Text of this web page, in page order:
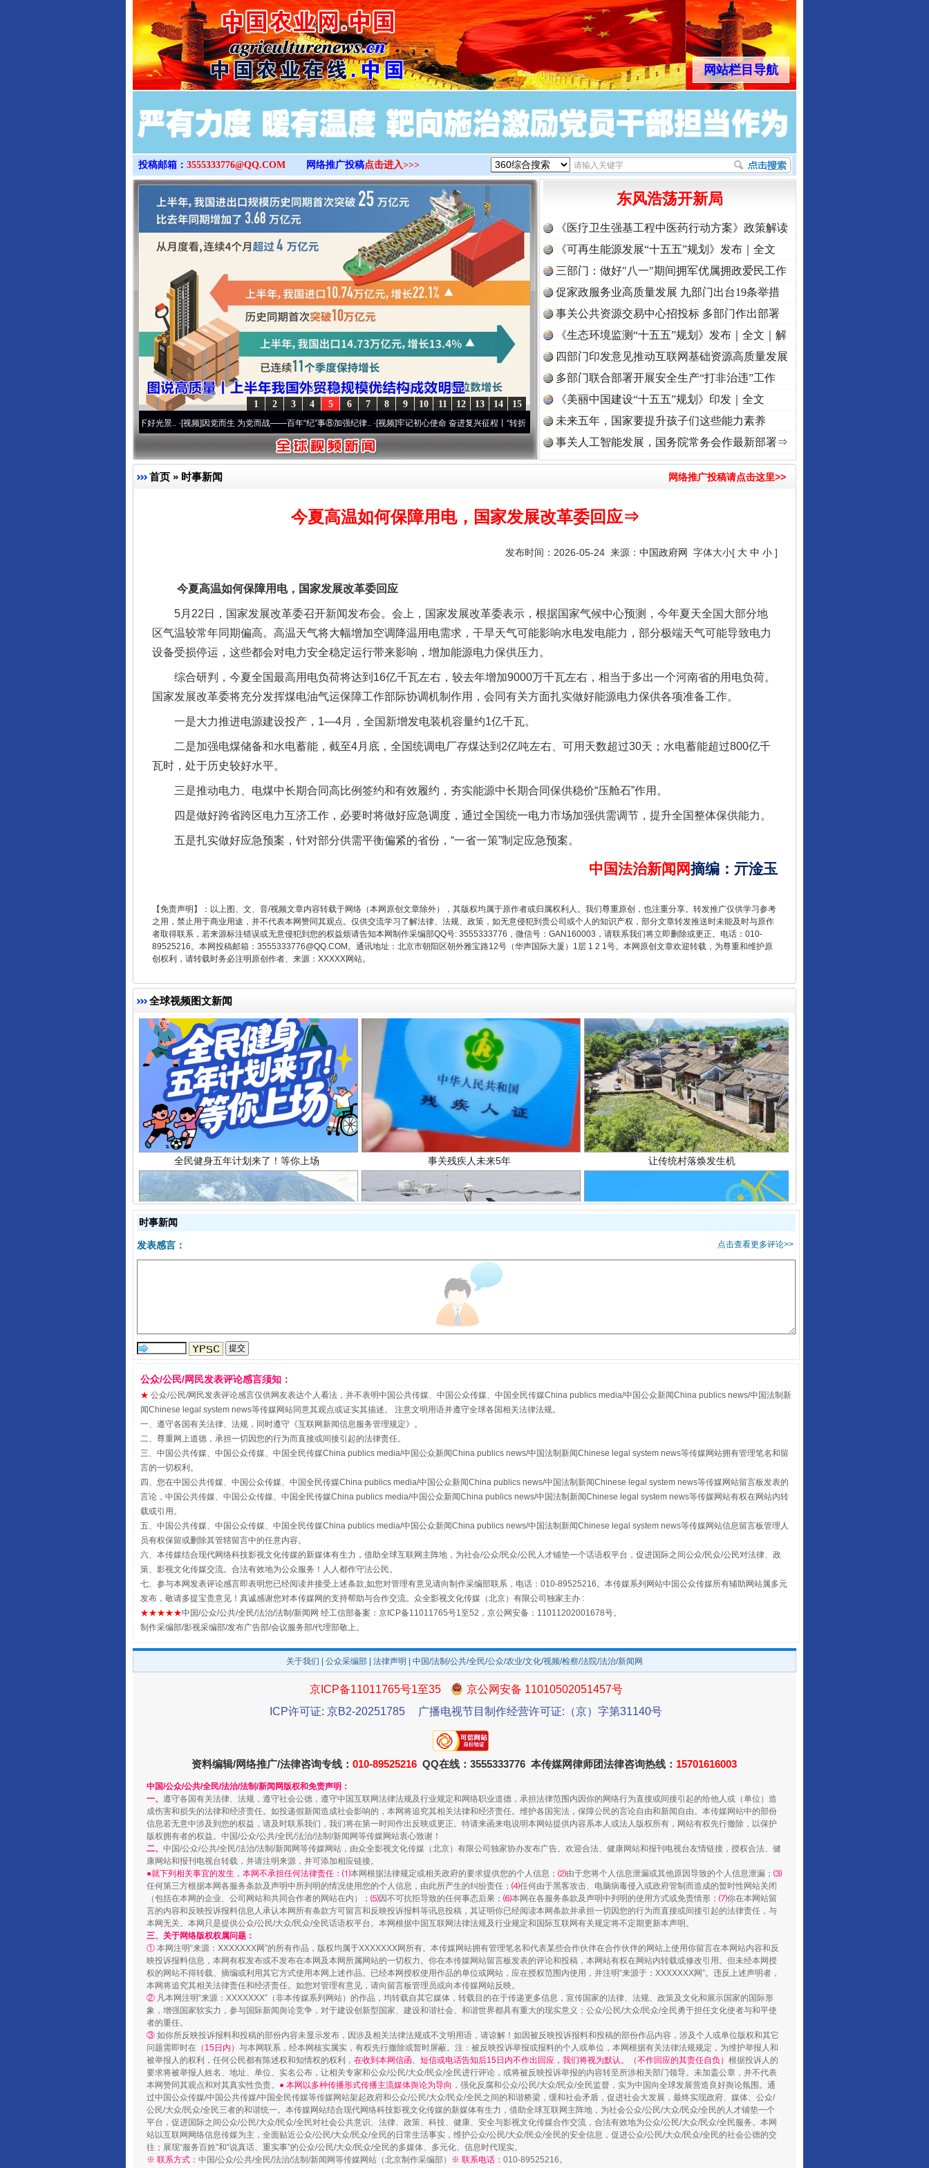
>
网站栏目导航
投稿邮箱： 3555333776@QQ.COM 网络推广投稿点击进入>>>
15
14
13
12
11
10
9
8
7
6
5
4
3
2
1
使命 奋进复兴征程丨宝塔山下好光景..·[视频]因党而生 为党而战——百年“纪”事⑧加强纪律..·[视频]牢记初心使命 奋进复兴征程丨“转折之城”激荡.. ·[视频]牢记初心使命 奋进复兴征程丨红船起航处 潮起..·[视频]一首歌的时间，读懂乐至的“诗与远方”
东风浩荡开新局
《医疗卫生强基工程中医药行动方案》政策解读
《可再生能源发展“十五五”规划》发布｜全文
三部门：做好"八一"期间拥军优属拥政爱民工作
促家政服务业高质量发展 九部门出台19条举措
事关公共资源交易中心招投标 多部门作出部署
《生态环境监测“十五五”规划》发布｜全文｜解
读
四部门印发意见推动互联网基础资源高质量发展
多部门联合部署开展安全生产“打非治违”工作
《美丽中国建设“十五五”规划》印发｜全文
未来五年，国家要提升孩子们这些能力素养
事关人工智能发展，国务院常务会作最新部署⇒
首页 » 时事新闻 网络推广投稿请点击这里>>
今夏高温如何保障用电，国家发展改革委回应⇒
发布时间：2026-05-24 来源： 中国政府网 字体大小[ 大 中 小 ]
今夏高温如何保障用电，国家发展改革委回应
5月22日，国家发展改革委召开新闻发布会。会上，国家发展改革委表示，根据国家气候中心预测，今年夏天全国大部分地
区气温较常年同期偏高。高温天气将大幅增加空调降温用电需求，干旱天气可能影响水电发电能力，部分极端天气可能导致电力
设备受损停运，这些都会对电力安全稳定运行带来影响，增加能源电力保供压力。
综合研判，今夏全国最高用电负荷将达到16亿千瓦左右，较去年增加9000万千瓦左右，相当于多出一个河南省的用电负荷。
国家发展改革委将充分发挥煤电油气运保障工作部际协调机制作用，会同有关方面扎实做好能源电力保供各项准备工作。
一是大力推进电源建设投产，1—4月，全国新增发电装机容量约1亿千瓦。
二是加强电煤储备和水电蓄能，截至4月底，全国统调电厂存煤达到2亿吨左右、可用天数超过30天；水电蓄能超过800亿千
瓦时，处于历史较好水平。
三是推动电力、电煤中长期合同高比例签约和有效履约，夯实能源中长期合同保供稳价“压舱石”作用。
四是做好跨省跨区电力互济工作，必要时将做好应急调度，通过全国统一电力市场加强供需调节，提升全国整体保供能力。
五是扎实做好应急预案，针对部分供需平衡偏紧的省份，“一省一策”制定应急预案。
中国法治新闻网摘编 ： 亓淦玉
【免责声明】：以上图、文、音/视频文章内容转载于网络（本网原创文章除外），其版权均属于原作者或归属权利人。我们尊重原创，也注重分享。转发推广仅供学习参考
之用，禁止用于商业用途，并不代表本网赞同其观点。仅供交流学习了解法律、法规、政策，如无意侵犯到贵公司或个人的知识产权，部分文章转发推送时未能及时与原作
者取得联系，若来源标注错误或无意侵犯到您的权益烦请告知本网制作采编部QQ号: 3555333776，微信号：GAN160003，请联系我们将立即删除或更正。电话：010-
89525216。本网投稿邮箱：3555333776@QQ.COM。通讯地址：北京市朝阳区朝外雅宝路12号（华声国际大厦）1层 1 2 1号。本网原创文章欢迎转载，为尊重和维护原
创权利，请转载时务必注明原创作者、来源：XXXXX网站。
全球视频图文新闻
完善运行机制助力责任有效落实 一纸欠条伤亲情 巡回调解促和解.. 行业协会接连发公告
东山县通报“牛蛙产品抗生素超标问题” 法徽映军营 权益有保障 让核能赋能千行百业
一批国家标准开始实施 从数据变化看反腐深化
揭开“小金库”的免责幌子 以产业富民促振兴
受贿1.44亿！段成刚被判无期 从幼儿园到大学，有这些资助 “后车司机肯定在骂我”
全民健身五年计划来了！等你上场 事关残疾人未来5年 让传统村落焕发生机
规模最大的光氢储一体化项目
国家大学科技园优化重塑工作
扯下公款旅游的“隐身衣” 如何以同查同治破解风腐交织难题 养老服务师职业资格制度暂行规定
“蜀中异人”王建安的艺术幻境 一颗心始终滚烫 还老百姓一个明白家底
完善运行机制助力责任有效落实 一纸欠条伤亲情 巡回调解促和解.. 行业协会接连发公告
时事新闻
点击查看更多评论>>
发表感言：
公众/公民/网民发表评论感言须知：
★ 公众/公民/网民发表评论感言仅供网友表达个人看法，并不表明中国公共传媒、中国公众传媒、中国全民传媒China publics media/中国公众新闻China publics news/中国法制新
闻Chinese legal system news等传媒网站同意其观点或证实其描述。 注意文明用语并遵守全球各国相关法律法规。
一、遵守各国有关法律、法规，同时遵守《互联网新闻信息服务管理规定》。
二、尊重网上道德，承担一切因您的行为而直接或间接引起的法律责任。
三、中国公共传媒、中国公众传媒、中国全民传媒China publics media/中国公众新闻China publics news/中国法制新闻Chinese legal system news等传媒网站拥有管理笔名和留
言的一切权利。
四、您在中国公共传媒、中国公众传媒、中国全民传媒China publics media/中国公众新闻China publics news/中国法制新闻Chinese legal system news等传媒网站留言板发表的
言论，中国公共传媒、中国公众传媒、中国全民传媒China publics media/中国公众新闻China publics news/中国法制新闻Chinese legal system news等传媒网站有权在网站内转
载或引用。
五、中国公共传媒、中国公众传媒、中国全民传媒China publics media/中国公众新闻China publics news/中国法制新闻Chinese legal system news等传媒网站信息留言板管理人
员有权保留或删除其管辖留言中的任意内容。
六、本传媒结合现代网络科技影视文化传媒的新媒体有生力，借助全球互联网主阵地，为社会/公众/民众/公民人才铺垫一个话语权平台，促进国际之间公众/民众/公民对法律、政
策、影视文化传媒交流。合法有效地为公众服务！人人都作守法公民。
七、参与本网发表评论感言即表明您已经阅读并接受上述条款,如您对管理有意见请向制作采编部联系，电话：010-89525216。本传媒系列网站中国公众传媒所有辅助网站属多元
发布，敬请多提宝贵意见！真诚感谢您对本传媒网的支持帮助与合作交流。众全影视文化传媒（北京）有限公司独家主办 :
★★★★★中国/公众/公共/全民/法治/法制/新闻网 经工信部备案：京ICP备11011765号1至52，京公网安备：11011202001678号。
制作采编部/影视采编部/发布广告部/会议服务部/代理部敬上。
关于我们 公众采编部 法律声明 | 中国/法制/公共/全民/公众/农业/文化/视频/检察/法院/法治/新闻网
京ICP备11011765号1至35
京公网安备 11010502051457号
ICP许可证: 京B2-20251785
广播电视节目制作经营许可证:（京）字第31140号
资料编辑/网络推广/法律咨询专线： 010-89525216 QQ在线：3555333776 本传媒网律师团法律咨询热线： 15701616003
中国/公众/公共/全民/法治/法制/新闻网版权和免责声明：
一、 遵守各国有关法律、法规，遵守社会公德，遵守中国互联网法律法规及行业规定和网络职业道德，承担法律范围内因你的网络行为直接或间接引起的给他人或（单位）造
成伤害和损失的法律和经济责任。如投递假新闻造成社会影响的，本网将追究其相关法律和经济责任。维护各国宪法，保障公民的言论自由和新闻自由。本传媒网站中的部份
信息若无意中涉及到您的权益，请及时联系我们，我们将在第一时间作出反映或更正。特请来函来电说明本网站提供内容系本人或法人版权所有，网站有权先行撤除，以保护
版权拥有者的权益。中国/公众/公共/全民/法治/法制/新闻网等传媒网站衷心致谢！
二、 中国/公众/公共/全民/法治/法制/新闻网等传媒网站，由众全影视文化传媒（北京）有限公司独家协办发布广告。欢迎合法、健康网站和报刊电视台友情链接，授权合法、健
康网站和报刊电视台转载，并请注明来源，并可添加相应链接。
●就下列相关事宜的发生，本网不承担任何法律责任：⑴本网根据法律规定或相关政府的要求提供您的个人信息； ⑵由于您将个人信息泄漏或其他原因导致的个人信息泄漏； ⑶
任何第三方根据本网各服务条款及声明中所列明的情况使用您的个人信息，由此所产生的纠纷责任； ⑷任何由于黑客攻击、电脑病毒侵入或政府管制而造成的暂时性网站关闭
（包括在本网的企业、公司网站和共同合作者的网站在内）； ⑸因不可抗拒导致的任何事态后果； ⑹本网在各服务条款及声明中列明的使用方式或免责情形； ⑺你在本网站留
言的内容和反映投诉报料信息人承认本网所有条款方可留言和反映投诉报料等讯息投稿，其证明你已经阅读本网条款并承担一切因您的行为而直接或间接引起的法律责任，与
本网无关。本网只是提供公众/公民/大众/民众/全民话语权平台。本网根据中国互联网法律法规及行业规定和国际互联网有关规定将不定期更新本声明。
三、关于网络版权权属问题：
① 本网注明“来源：XXXXXXX网”的所有作品，版权均属于XXXXXXX网所有。本传媒网站拥有管理笔名和代表某些合作伙伴在合作伙伴的网站上使用你留言在本网站内容和反
映投诉报料信息，本网有权发布或不发布在本网及本网所属网站的一切权力。你在本传媒网站留言板发表的评论和投稿，本网站有权在网站内转载或修改引用。但未经本网授
权的网站不得转载、摘编或利用其它方式使用本网上述作品。已经本网授权使用作品的单位或网站，应在授权范围内使用，并注明“来源于：XXXXXXX网”。违反上述声明者，
本网将追究其相关法律责任和经济责任。如您对管理有意见，请向留言板管理员或向本传媒网站反映。
② 凡本网注明“来源：XXXXXXX”（非本传媒系列网站）的作品，均转载自其它媒体，转载目的在于传递更多信息，宣传国家的法律、法规、政策及文化和展示国家的国际形
象，增强国家软实力，参与国际新闻舆论竞争，对于建设创新型国家、建设和谐社会、和谐世界都具有重大的现实意义；公众/公民/大众/民众/全民勇于担任文化使者与和平使
者的重任。
③ 如你所反映投诉报料和投稿的部份内容未显示发布，因涉及相关法律法规或不文明用语，请谅解！如因被反映投诉报料和投稿的部份作品内容，涉及个人或单位版权和其它
问题需即时在 （15日内） 与本网联系，经本网核实属实，有权先行撤除或暂时屏蔽。注：被反映投诉举报或报料的个人或单位，本网根据有关法律法规规定，为维护举报人和
被举报人的权利，任何公民都有陈述权和知情权的权利， 在收到本网信函、短信或电话告知后15日内不作出回应，我们将视为默认。（不作回应的其责任自负） 根据投诉人的
要求将被举报人姓名、地址、单位、实名公布，让相关专家和公众/公民/大众/民众/全民进行评论，或将被反映投诉举报的内容转至所涉相关部门领导。未加盖公章，并不代表
本网赞同其观点和对其真实性负责。 ● 本网以多种传播形式传播主流媒体舆论为导向 ，强化反腐和公众/公民/大众/民众/全民监督，实为中国向全球发展营造良好舆论氛围。通
过中国公众传媒/中国公共传媒/中国全民传媒等传媒网站架起政府和公众/公民/大众/民众/全民之间的和谐桥梁，缓和社会矛盾，促进社会大发展，最终实现政府、媒体、公众/
公民/大众/民众/全民三者的和谐统一。本传媒网站结合现代网络科技影视文化传媒的新媒体有生力，借助全球互联网主阵地，为社会公众/公民/大众/民众/全民的人才铺垫一个
平台，促进国际之间公众/公民/大众/民众/全民对社会公共意识、法律、政策、科技、健康、安全与影视文化传媒合作交流，合法有效地为公众/公民/大众/民众/全民服务。本网
站以互联网网络信息传媒为主，全面贴近公众/公民/大众/民众/全民的日常生活事实，维护公众/公民/大众/民众/全民的安全信息，促进公众/公民/大众/民众/全民的社会公德的交
往；展现“服务百姓”和“说真话、重实事”的公众/公民/大众/民众/全民的多媒体、多元化、信息时代现实。
※ 联系方式： 中国/公众/公共/全民/法治/法制/新闻网等传媒网站（北京制作采编部） ※ 联系电话： 010-89525216。